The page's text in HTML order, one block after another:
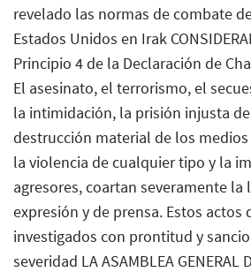
revelado las normas de combate
Estados Unidos en Irak
Principio 4 de la Declaración de
El asesinato, el terrorismo, el
la intimidación, la prisión injusta
destrucción material de los
la violencia de cualquier tipo y la
agresores, coartan severamente la
expresión y de prensa. Estos actos
investigados con prontitud y
severidad LA ASAMBLEA GENERAL